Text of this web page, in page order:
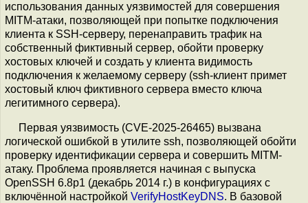
использования данных уязвимостей для совершения
MITM-атаки, позволяющей при попытке подключения
клиента к SSH-серверу, перенаправить трафик на
собственный фиктивный сервер, обойти проверку
хостовых ключей и создать у клиента видимость
подключения к желаемому серверу (ssh-клиент примет
хостовый ключ фиктивного сервера вместо ключа
легитимного сервера).
Первая уязвимость (CVE-2025-26465) вызвана
логической ошибкой в утилите ssh, позволяющей обойти
проверку идентификации сервера и совершить MITM-
атаку. Проблема проявляется начиная с выпуска
OpenSSH 6.8p1 (декабрь 2014 г.) в конфигурациях с
включённой настройкой VerifyHostKeyDNS. В базовой